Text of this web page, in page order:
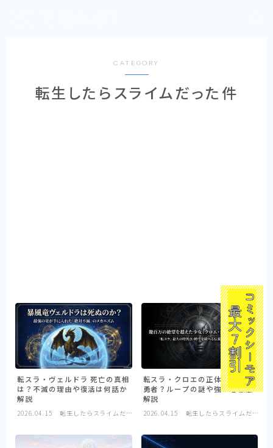
CATEGORY
転生したらスライムだった件
転スラ・ヴェルドラ 死亡の真相
は？不滅の理由や復活は何話か
解説
2026.04.15
転生したらスライムだっ
転スラ・クロエの正体は最強の
勇者？ループの謎や強さを徹底
解説
2026.04.15
転生したらスライムだっ